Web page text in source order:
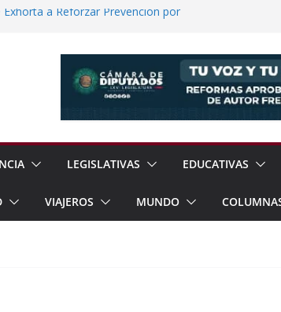
a Reforzar Prevención por
Aspiración con Multitudinario Evento
Estrategias de Seguridad de la
de Árboles
LEGISLATIVAS EDUCATIVAS
VIAJEROS MUNDO